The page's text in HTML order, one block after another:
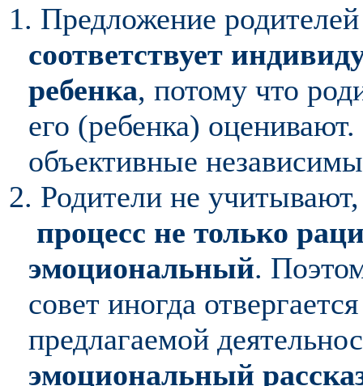
1. Предложение
соответствует
ребенка, потому что
его (ребенка)
объективные
2. Родители не
процесс не только
эмоциональный.
совет иногда
предлагаемой
эмоциональный